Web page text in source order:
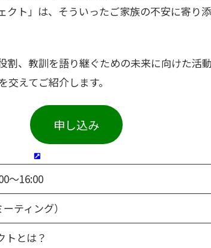
クト」は、そういったご家族の不安に寄り
割、教訓を語り継ぐための未来に向けた活
えてご紹介します。
申し込み
〜16:00
ティング）
トとは？